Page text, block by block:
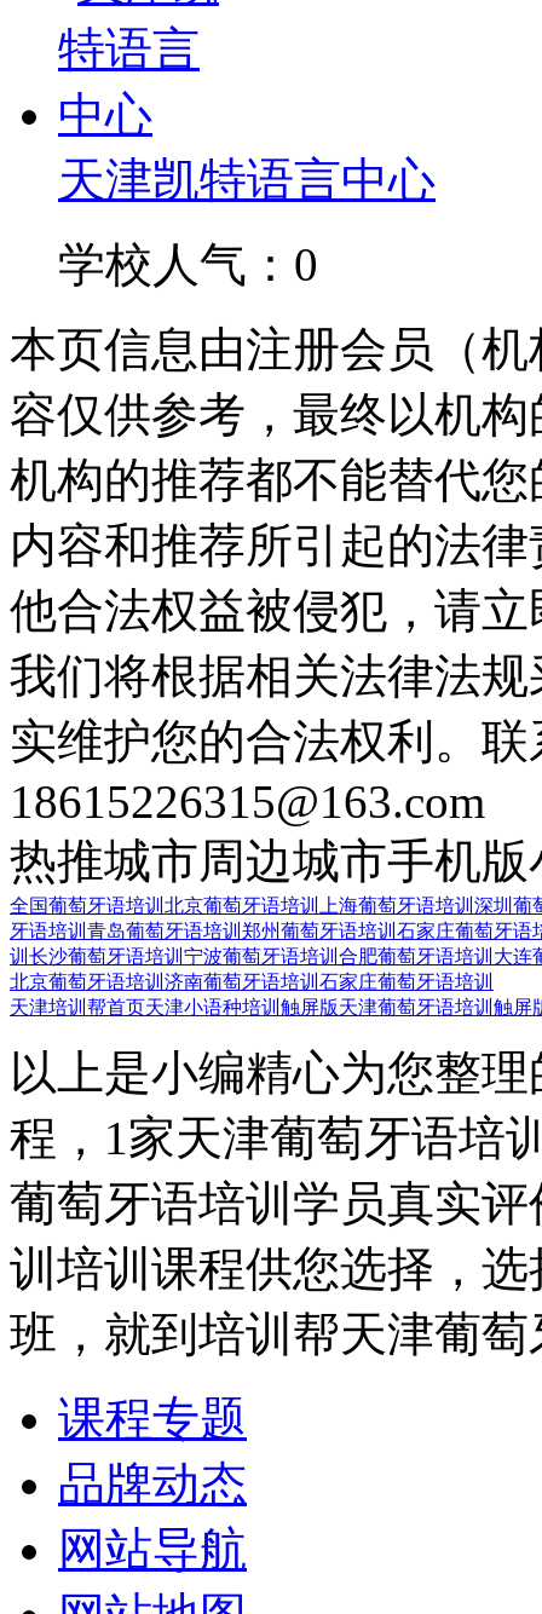
天津凯特语言中心
学校人气：0
本页信息由注册会员（
容仅供参考，最终以机
机构的推荐都不能替代
内容和推荐所引起的法
他合法权益被侵犯，请
我们将根据相关法律法
实维护您的合法权利。
18615226315@163.com
热推城市周边城市手机版
全国葡萄牙语培训 北京葡萄牙语培训 上海葡萄牙语培训 深圳葡
牙语培训 青岛葡萄牙语培训 郑州葡萄牙语培训 石家庄葡萄牙语
训 长沙葡萄牙语培训 宁波葡萄牙语培训 合肥葡萄牙语培训 大连
北京葡萄牙语培训 济南葡萄牙语培训 石家庄葡萄牙语培训
天津培训帮首页天津小语种培训触屏版天津葡萄牙语培训触屏
以上是小编精心为您整
程，1家天津葡萄牙语培
葡萄牙语培训学员真实
训培训课程供您选择，
班，就到培训帮天津葡
课程专题
品牌动态
网站导航